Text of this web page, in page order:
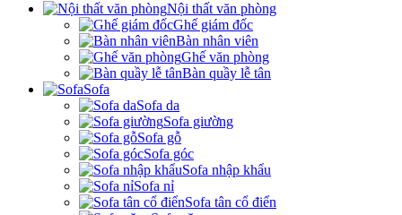
Nội thất văn phòng
Ghế giám đốc
Bàn nhân viên
Ghế văn phòng
Bàn quầy lễ tân
Sofa
Sofa da
Sofa giường
Sofa gỗ
Sofa góc
Sofa nhập khẩu
Sofa nỉ
Sofa tân cổ điển